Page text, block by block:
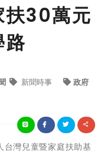
扶30萬元
路
新聞時事 政府
灣兒童暨家庭扶助基